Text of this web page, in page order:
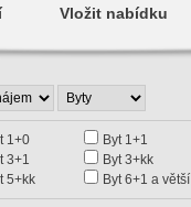
Vložit nabídku
1+0 Byt 1+1
3+1
Byt 3+kk
5+kk
Byt 6+1 a větší